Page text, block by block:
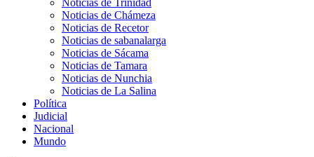
Noticias de Trinidad
Noticias de Chámeza
Noticias de Recetor
Noticias de sabanalarga
Noticias de Sácama
Noticias de Tamara
Noticias de Nunchia
Noticias de La Salina
Política
Judicial
Nacional
Mundo